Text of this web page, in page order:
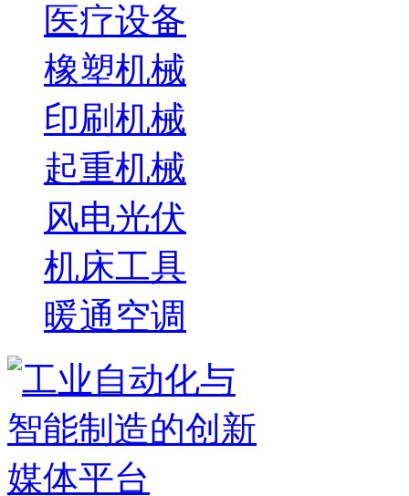
医疗设备
橡塑机械
印刷机械
起重机械
风电光伏
机床工具
暖通空调